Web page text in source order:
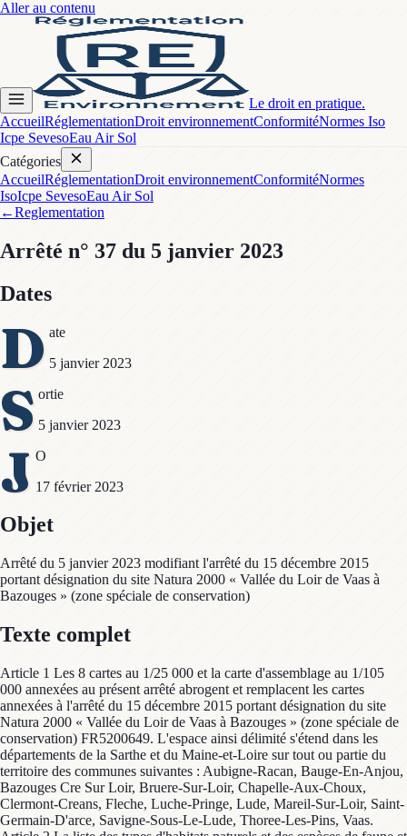
Aller au contenu
Le droit en pratique.
AccueilRéglementationDroit environnementConformitéNormes Iso
Icpe SevesoEau Air Sol
Catégories
AccueilRéglementationDroit environnementConformitéNormes
IsoIcpe SevesoEau Air Sol
←Reglementation
Arrêté n° 37 du 5 janvier 2023
Dates
D ate
5 janvier 2023
S ortie
5 janvier 2023
J O
17 février 2023
Objet
Arrêté du 5 janvier 2023 modifiant l'arrêté du 15 décembre 2015
portant désignation du site Natura 2000 « Vallée du Loir de Vaas à
Bazouges » (zone spéciale de conservation)
Texte complet
Article 1 Les 8 cartes au 1/25 000 et la carte d'assemblage au 1/105
000 annexées au présent arrêté abrogent et remplacent les cartes
annexées à l'arrêté du 15 décembre 2015 portant désignation du site
Natura 2000 « Vallée du Loir de Vaas à Bazouges » (zone spéciale de
conservation) FR5200649. L'espace ainsi délimité s'étend dans les
départements de la Sarthe et du Maine-et-Loire sur tout ou partie du
territoire des communes suivantes : Aubigne-Racan, Bauge-En-Anjou,
Bazouges Cre Sur Loir, Bruere-Sur-Loir, Chapelle-Aux-Choux,
Clermont-Creans, Fleche, Luche-Pringe, Lude, Mareil-Sur-Loir, Saint-
Germain-D'arce, Savigne-Sous-Le-Lude, Thoree-Les-Pins, Vaas.